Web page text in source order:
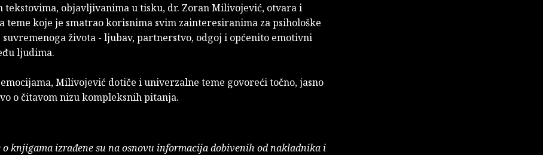
tekstovima, objavljivanima u tisku, dr. Zoran Milivojević, otvara i
teme koje je smatrao korisnima svim zainteresiranima za psihološke
života - ljubav, partnerstvo, odgoj i općenito emotivni
ljudima.
emocijama, Milivojević dotiče i univerzalne teme govoreći točno, jasno
o čitavom nizu kompleksnih pitanja.
knjigama izrađene su na osnovu informacija dobivenih od nakladnika i